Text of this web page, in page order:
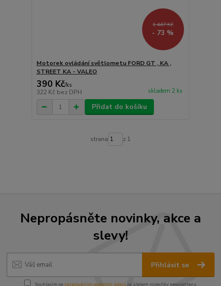
1 447 Kč
- 73 %
Motorek ovládání světlometu FORD GT , KA ,
STREET KA - VALEO
390 Kč/ks
322 Kč bez DPH skladem 2 ks
Přidat do košíku
strana z 1
Nepropásněte novinky, akce a
slevy!
Přihlásit se
Souhlasím se zpracováním osobních údajůza účelem rozesílky newsletteru.